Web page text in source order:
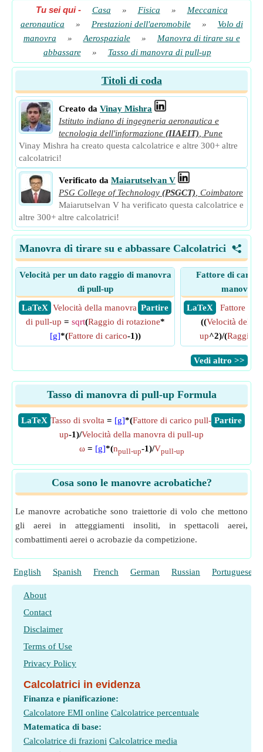
Tu sei qui- Casa » Fisica »
Meccanica
aeronautica
» Prestazioni dell'aeromobile »
Volo di
manovra
» Aerospaziale »
Manovra di tirare su e
abbassare
» Tasso di manovra di pull-up
Titoli di coda
Creato da Vinay Mishra
Istituto indiano di ingegneria aeronautica e
tecnologia dell'informazione (IIAEIT)
Pune
Vinay Mishra ha creato questa calcolatrice e altre 300+ altre
calcolatrici!
Verificato da Maiarutselvan V
PSG College of Technology (PSGCT) Coimbatore
Maiarutselvan V ha verificato questa calcolatrice e
altre 300+ altre calcolatrici!
<
Manovra di tirare su e abbassare Calcolatrici
Velocità per un dato raggio di manovra
di pull-up
​ LaTeX
​ Partire
Velocità della manovra
di pull-up = sqrt(Raggio di rotazione*
[g]*(Fattore di carico-1))
Fattore di
manovra
​ LaTeX
Fattore di
((Velocità della
up^2)/(Raggio
​Vedi altro >>
Tasso di manovra di pull-up Formula
​LaTeX ​Partire
Tasso di svolta = [g]*(Fattore di carico pull-
up-1)/Velocità della manovra di pull-up
ω= [g]*(npull-up-1)/Vpull-up
Cosa sono le manovre acrobatiche?
Le manovre acrobatiche sono traiettorie di volo che mettono
gli aerei in atteggiamenti insoliti, in spettacoli aerei,
combattimenti aerei o acrobazie da competizione.
English Spanish French German Russian Portuguese
About
Contact
Disclaimer
Terms of Use
Privacy Policy
Calcolatrici in evidenza
Finanza e pianificazione:
Calcolatore EMI online Calcolatrice percentuale
Matematica di base:
Calcolatrice di frazioni Calcolatrice media